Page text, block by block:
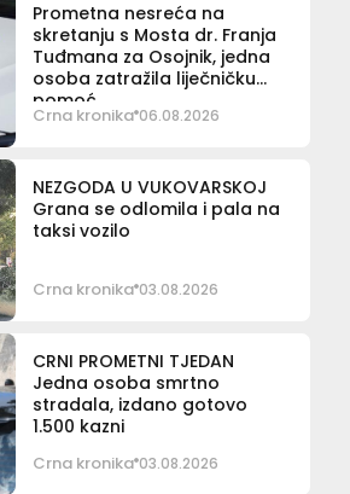
Prometna nesreća na
skretanju s Mosta dr. Franja
Tuđmana za Osojnik, jedna
osoba zatražila liječničku
pomoć
Crna kronika 06.08.2026
NEZGODA U VUKOVARSKOJ
Grana se odlomila i pala na
taksi vozilo
Crna kronika 03.08.2026
CRNI PROMETNI TJEDAN
Jedna osoba smrtno
stradala, izdano gotovo
1.500 kazni
Crna kronika 03.08.2026